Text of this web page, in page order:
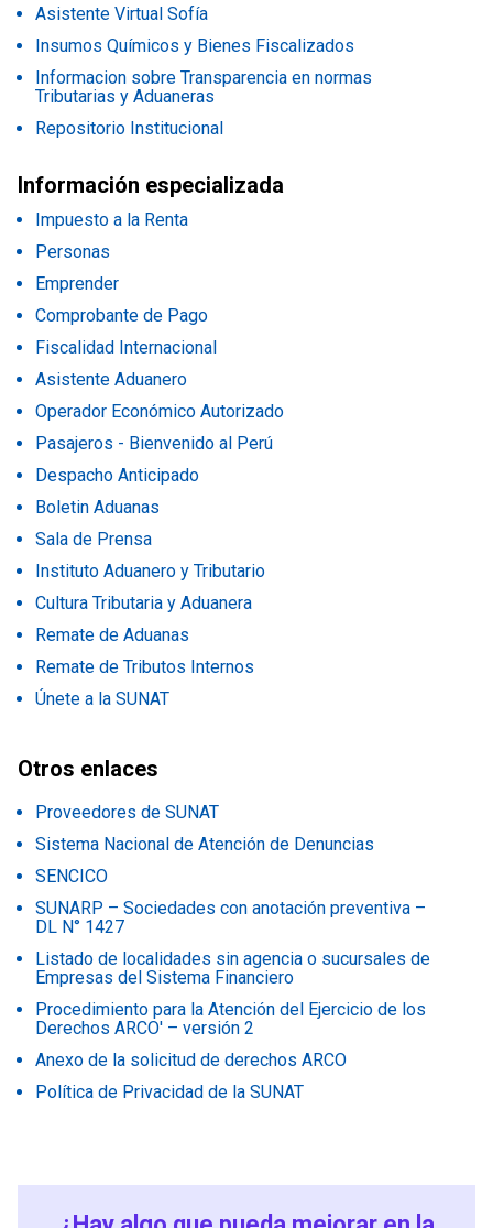
Asistente Virtual Sofía
Insumos Químicos y Bienes Fiscalizados
Informacion sobre Transparencia en normas
Tributarias y Aduaneras
Repositorio Institucional
Información especializada
Impuesto a la Renta
Personas
Emprender
Comprobante de Pago
Fiscalidad Internacional
Asistente Aduanero
Operador Económico Autorizado
Pasajeros - Bienvenido al Perú
Despacho Anticipado
Boletin Aduanas
Sala de Prensa
Instituto Aduanero y Tributario
Cultura Tributaria y Aduanera
Remate de Aduanas
Remate de Tributos Internos
Únete a la SUNAT
Otros enlaces
Proveedores de SUNAT
Sistema Nacional de Atención de Denuncias
SENCICO
SUNARP – Sociedades con anotación preventiva –
DL N° 1427
Listado de localidades sin agencia o sucursales de
Empresas del Sistema Financiero
Procedimiento para la Atención del Ejercicio de los
Derechos ARCO' – versión 2
Anexo de la solicitud de derechos ARCO
Política de Privacidad de la SUNAT